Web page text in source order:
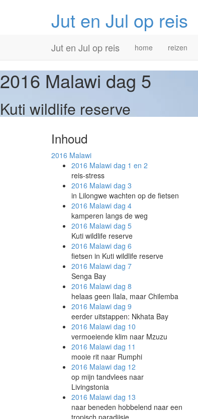
Jut en Jul op reis
Menu
content
Jut en Jul op reis home reizen
2016 Malawi dag 5
Kuti wildlife reserve
Inhoud
2016 Malawi
2016 Malawi dag 1 en 2
reis-stress
2016 Malawi dag 3
in Lilongwe wachten op de fietsen
2016 Malawi dag 4
kamperen langs de weg
2016 Malawi dag 5
Kuti wildlife reserve
2016 Malawi dag 6
fietsen in Kuti wildlife reserve
2016 Malawi dag 7
Senga Bay
2016 Malawi dag 8
helaas geen Ilala, maar Chilemba
2016 Malawi dag 9
eerder uitstappen: Nkhata Bay
2016 Malawi dag 10
vermoeiende klim naar Mzuzu
2016 Malawi dag 11
mooie rit naar Rumphi
2016 Malawi dag 12
op mijn tandvlees naar
Livingstonia
2016 Malawi dag 13
naar beneden hobbelend naar een
tropisch paradijsje